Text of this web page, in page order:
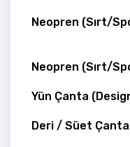
Neopren (Sırt/
Neopren (Sırt/
Yün Çanta
Deri / Süet